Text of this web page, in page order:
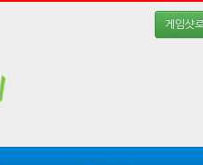
게임샷